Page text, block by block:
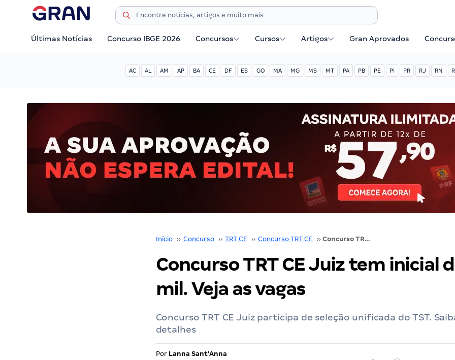
Últimas Notícias Concurso IBGE 2026 Concursos Cursos Artigos Gran Aprovados
AC AL AM AP BA CE DF ES GO MA MG MS MT PA PB PE PI PR RJ RN
Início ›› Concurso ›› TRT CE ›› Concurso TRT CE ›› Concurso TRT CE Juiz tem inicial de R$ 32 mil. Veja as vagas
Concurso TRT CE Juiz tem inicial
mil. Veja as vagas
Concurso TRT CE Juiz participa de seleção unificada do TST.
detalhes
Por Lanna Sant'Anna